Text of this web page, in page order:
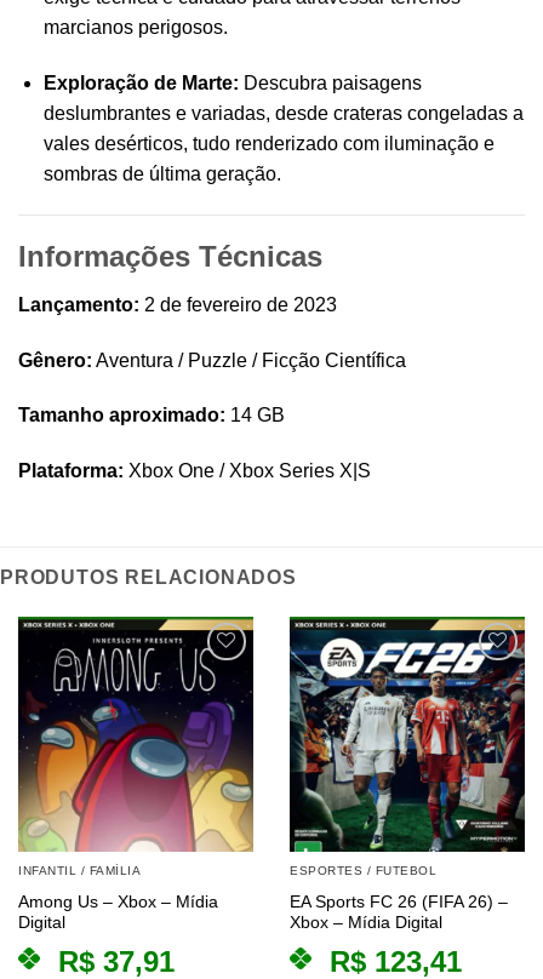
marcianos perigosos.
Exploração de Marte: Descubra paisagens
deslumbrantes e variadas, desde crateras congeladas a
vales desérticos, tudo renderizado com iluminação e
sombras de última geração.
Informações Técnicas
Lançamento: 2 de fevereiro de 2023
Gênero: Aventura / Puzzle / Ficção Científica
Tamanho aproximado: 14 GB
Plataforma: Xbox One / Xbox Series X|S
PRODUTOS RELACIONADOS
INFANTIL / FAMÍLIA
Among Us – Xbox – Mídia
Digital
R$ 37,91
ESPORTES / FUTEBOL
EA Sports FC 26 (FIFA 26) –
Xbox – Mídia Digital
R$ 123,41